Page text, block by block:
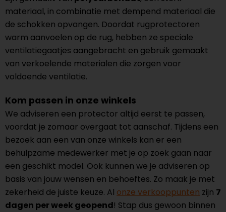
materiaal, in combinatie met dempend materiaal die
de schokken opvangen. Doordat rugprotectoren
warm aanvoelen op de rug, hebben ze speciale
ventilatiegaatjes aangebracht en gebruik gemaakt
van verkoelende materialen die zorgen voor
voldoende ventilatie.
Kom passen in onze winkels
We adviseren een protector altijd eerst te passen,
voordat je zomaar overgaat tot aanschaf. Tijdens een
bezoek aan een van onze winkels kan er een
behulpzame medewerker met je op zoek gaan naar
een geschikt model. Ook kunnen we je adviseren op
basis van jouw wensen en behoeftes. Zo maak je met
zekerheid de juiste keuze. Al onze verkooppunten zijn 7
dagen per week geopend! Stap dus gewoon binnen